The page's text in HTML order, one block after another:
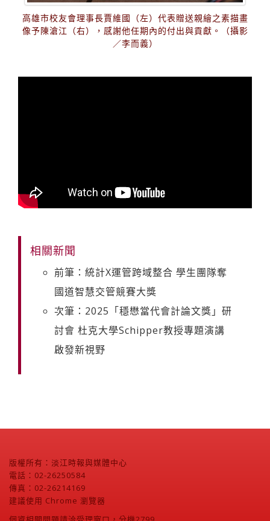
高雄市校友會理事長賈維國（左）代表贈送親繪之素描畫
像予陳滄江（右），感謝他任期內的付出與貢獻。（攝影
／李而義）
相關新聞
前筆：統計X運管跨域整合 學生團隊奪
國道智慧交管競賽大獎
次筆：2025「穩懋當代會計論文獎」研
討會 杜克大學Schipper教授專題演講
啟發新視野
版權所有：淡江時報與媒體中心
電話：02-26250584
傳真：02-26214169
建議使用 Chrome 瀏覽器